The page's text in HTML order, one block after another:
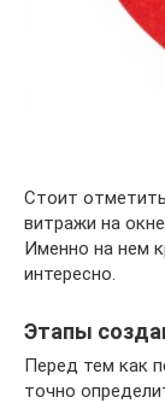
Стоит
витражи на
Именно на нем
интересно.
Этапы
Перед тем как
точно